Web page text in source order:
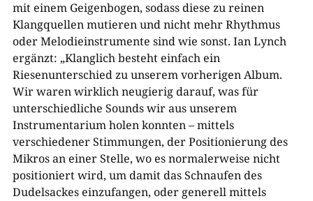
mit einem Geigenbogen, sodass diese zu reinen
Klangquellen mutieren und nicht mehr Rhythmus
oder Melodieinstrumente sind wie sonst. Ian Lynch
ergänzt: „Klanglich besteht einfach ein
Riesenunterschied zu unserem vorherigen Album.
Wir waren wirklich neugierig darauf, was für
unterschiedliche Sounds wir aus unserem
Instrumentarium holen konnten – mittels
verschiedener Stimmungen, der Positionierung des
Mikros an einer Stelle, wo es normalerweise nicht
positioniert wird, um damit das Schnaufen des
Dudelsackes einzufangen, oder generell mittels